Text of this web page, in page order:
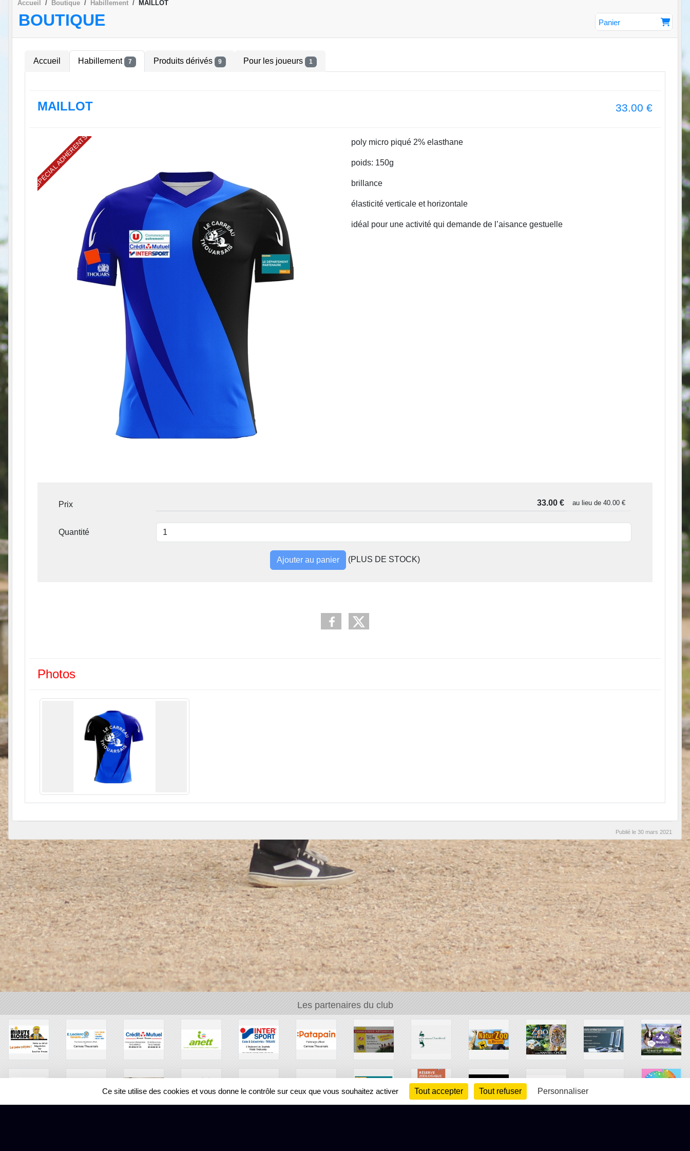
Accueil Boutique Habillement MAILLOT
BOUTIQUE Panier
Accueil Habillement 7 Produits dérivés 9 Pour les joueurs 1
MAILLOT 33.00 €
SPÉCIAL ADHÉRENTS poly micro piqué 2% elasthane
poids: 150g
brillance
élasticité verticale et horizontale
idéal pour une activité qui demande de l’aisance gestuelle
Prix au lieu de 40.00 €
Quantité
Ajouter au panier (PLUS DE STOCK)
Photos
Publié le 30 mars 2021
Les partenaires du club
Ce site utilise des cookies et vous donne le contrôle sur ceux que vous souhaitez activer Tout accepter Tout refuser Personnaliser